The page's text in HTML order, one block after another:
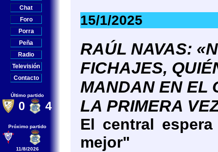
Último partido
0 4
Próximo partido
11/8/2026
15/1/2025
RAÚL NAVAS:
FICHAJES,
MANDAN EN EL
LA PRIMERA
El central
mejor"
Chat
Foro
Porra
Peña
Radio
Televisión
Contacto